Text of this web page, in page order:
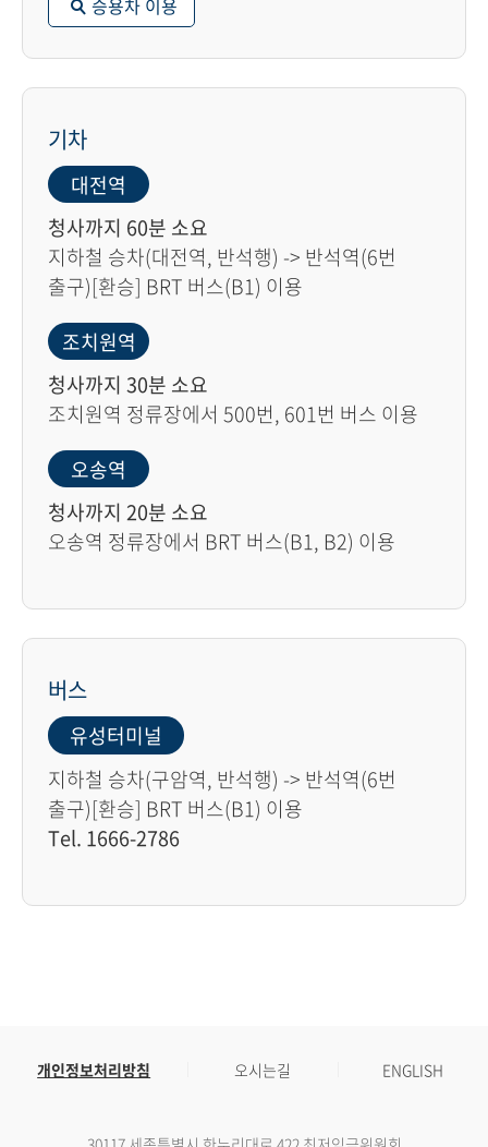
기차
대전역
청사까지 60분 소요
지하철 승차(대전역, 반석행) -> 반석역(6번
출구)[환승] BRT 버스(B1) 이용
조치원역
청사까지 30분 소요
조치원역 정류장에서 500번, 601번 버스 이용
오송역
청사까지 20분 소요
오송역 정류장에서 BRT 버스(B1, B2) 이용
버스
유성터미널
지하철 승차(구암역, 반석행) -> 반석역(6번
출구)[환승] BRT 버스(B1) 이용
Tel. 1666-2786
개인정보처리방침 오시는길 ENGLISH